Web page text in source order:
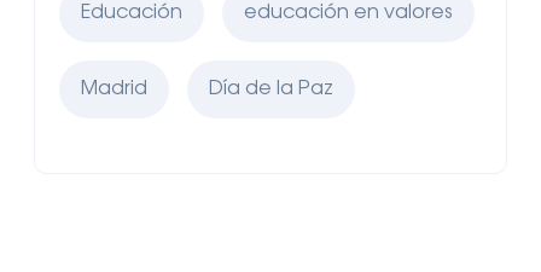
Educación educación en valores
Madrid Día de la Paz